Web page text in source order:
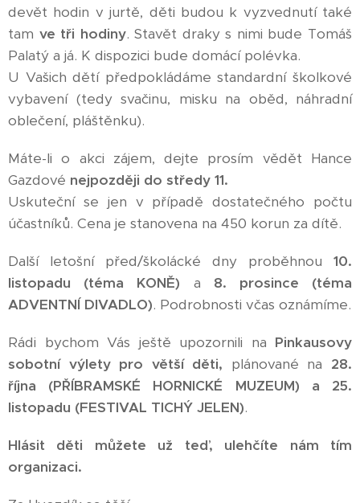
devět hodin v jurtě, děti budou k vyzvednutí také
tam ve tři hodiny. Stavět draky s nimi bude Tomáš
Palatý a já. K dispozici bude domácí polévka.
U Vašich dětí předpokládáme standardní školkové
vybavení (tedy svačinu, misku na oběd, náhradní
oblečení, pláštěnku).
Máte-li o akci zájem, dejte prosím vědět Hance
Gazdové nejpozději do středy 11.
Uskuteční se jen v případě dostatečného počtu
účastníků. Cena je stanovena na 450 korun za dítě.
Další letošní před/školácké dny proběhnou 10.
listopadu (téma KONĚ) a 8. prosince (téma
ADVENTNÍ DIVADLO). Podrobnosti včas oznámíme.
Rádi bychom Vás ještě upozornili na Pinkausovy
sobotní výlety pro větší děti, plánované na 28.
října (PŘÍBRAMSKÉ HORNICKÉ MUZEUM) a 25.
listopadu (FESTIVAL TICHÝ JELEN).
Hlásit děti můžete už teď, ulehčíte nám tím
organizaci.